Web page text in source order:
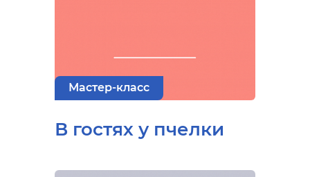
Мастер-класс
В гостях у пчелки